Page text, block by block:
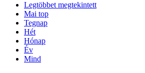
Legtöbbet megtekintett
Mai top
Tegnap
Hét
Hónap
Év
Mind